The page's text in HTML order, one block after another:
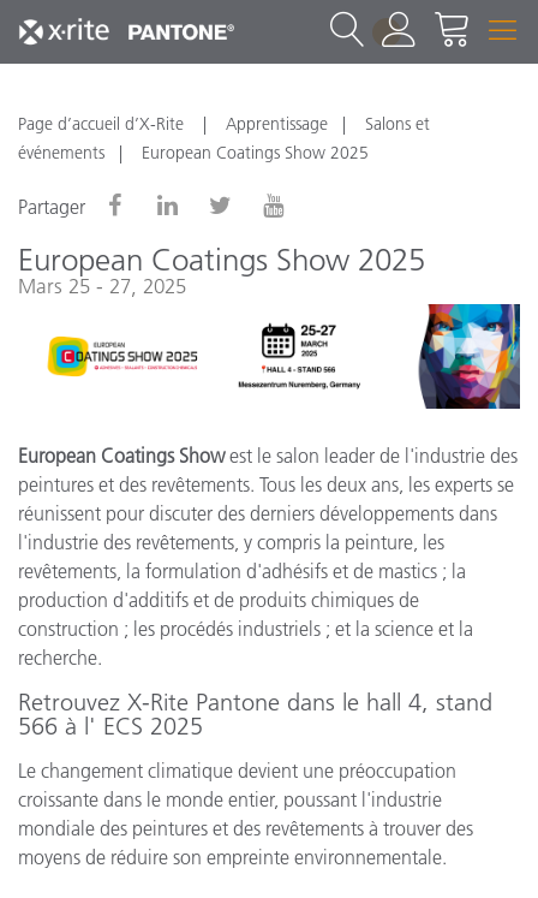
1
Page d’accueil d’X-Rite Apprentissage
Salons et
événements
European Coatings Show 2025
Partager
European Coatings Show 2025
Mars 25 - 27, 2025
European Coatings Showest le salon leader de l'industrie des
peintures et des revêtements. Tous les deux ans, les experts se
réunissent pour discuter des derniers développements dans
l'industrie des revêtements, y compris la peinture, les
revêtements, la formulation d'adhésifs et de mastics ; la
production d'additifs et de produits chimiques de
construction ; les procédés industriels ; et la science et la
recherche.
Retrouvez X-Rite Pantone dans le hall 4, stand
566 à l' ECS 2025
Le changement climatique devient une préoccupation
croissante dans le monde entier, poussant l'industrie
mondiale des peintures et des revêtements à trouver des
moyens de réduire son empreinte environnementale.